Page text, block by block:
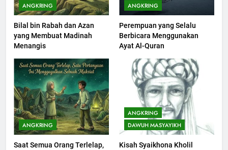
ANGKRING
Bilal bin Rabah dan Azan
yang Membuat Madinah
Menangis
ANGKRING
Perempuan yang Selalu
Berbicara Menggunakan
Ayat Al-Quran
ANGKRING
Saat Semua Orang Terlelap,
ANGKRING
DAWUH MASYAYIKH
Kisah Syaikhona Kholil
201
Khutbah jumat: Sejarah
Seebagai Pembangkit Jiwa
KHUTBAH
202
Khutbah Jumat : Supaya Amal
Bisa Diterima
KHUTBAH